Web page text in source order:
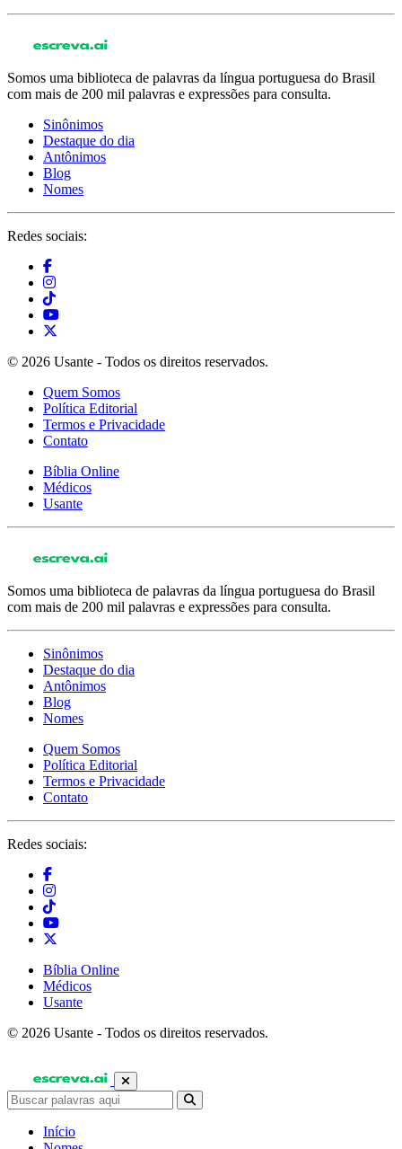
Somos uma biblioteca de palavras da língua portuguesa do Brasil
com mais de 200 mil palavras e expressões para consulta.
Sinônimos
Destaque do dia
Antônimos
Blog
Nomes
Redes sociais:
© 2026 Usante - Todos os direitos reservados.
Quem Somos
Política Editorial
Termos e Privacidade
Contato
Bíblia Online
Médicos
Usante
Somos uma biblioteca de palavras da língua portuguesa do Brasil
com mais de 200 mil palavras e expressões para consulta.
Sinônimos
Destaque do dia
Antônimos
Blog
Nomes
Quem Somos
Política Editorial
Termos e Privacidade
Contato
Redes sociais:
Bíblia Online
Médicos
Usante
© 2026 Usante - Todos os direitos reservados.
Início